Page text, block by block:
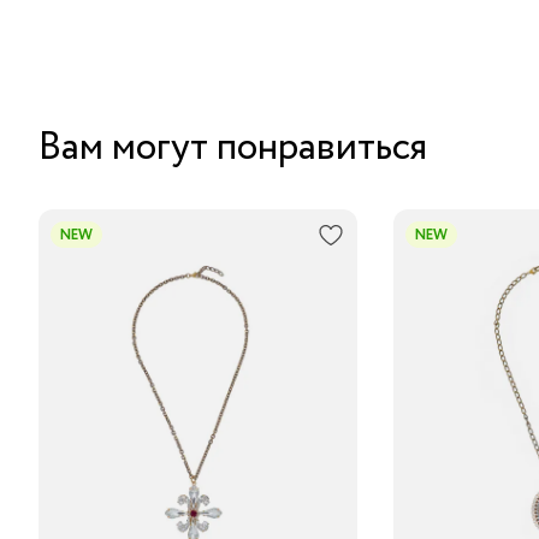
Вам могут понравиться
NEW NEW